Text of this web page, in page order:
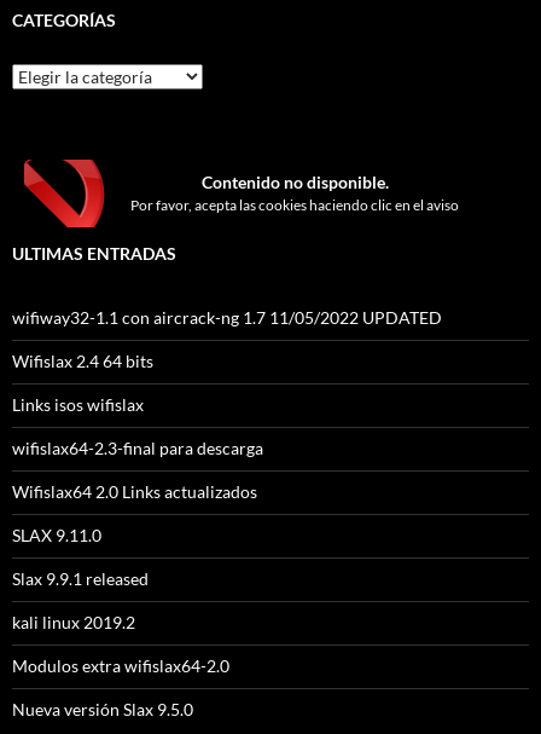
CATEGORÍAS
Categorías
Contenido no disponible.
Por favor, acepta las cookies haciendo clic en el aviso
ULTIMAS ENTRADAS
wifiway32-1.1 con aircrack-ng 1.7 11/05/2022 UPDATED
Wifislax 2.4 64 bits
Links isos wifislax
wifislax64-2.3-final para descarga
Wifislax64 2.0 Links actualizados
SLAX 9.11.0
Slax 9.9.1 released
kali linux 2019.2
Modulos extra wifislax64-2.0
Nueva versión Slax 9.5.0